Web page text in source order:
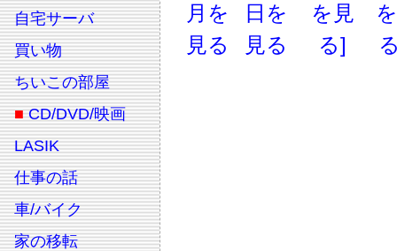
自宅サーバ
買い物
ちいこの部屋
■ CD/DVD/映画
LASIK
仕事の話
車/バイク
家の移転
月を
見る
日を
見る
を見
る]